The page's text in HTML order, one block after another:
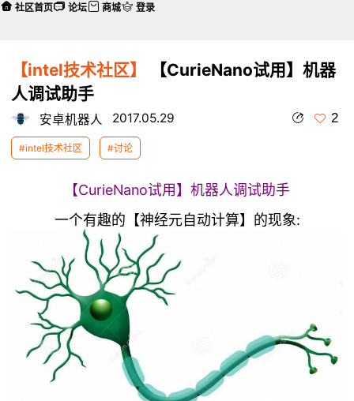
【intel技术社区】
【CurieNano试用】机器
人调试助手
安卓机器人 2017.05.29 2
#intel技术社区 #讨论
【CurieNano试用】机器人调试助手
一个有趣的【神经元自动计算】的现象:
社区首页 论坛 商城 登录